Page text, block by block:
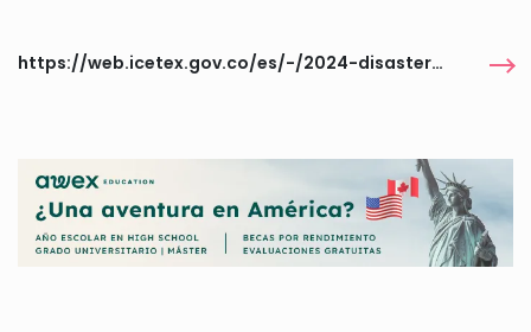
https://web.icetex.gov.co/es/-/2024-disaster-risk-reduction-and-management